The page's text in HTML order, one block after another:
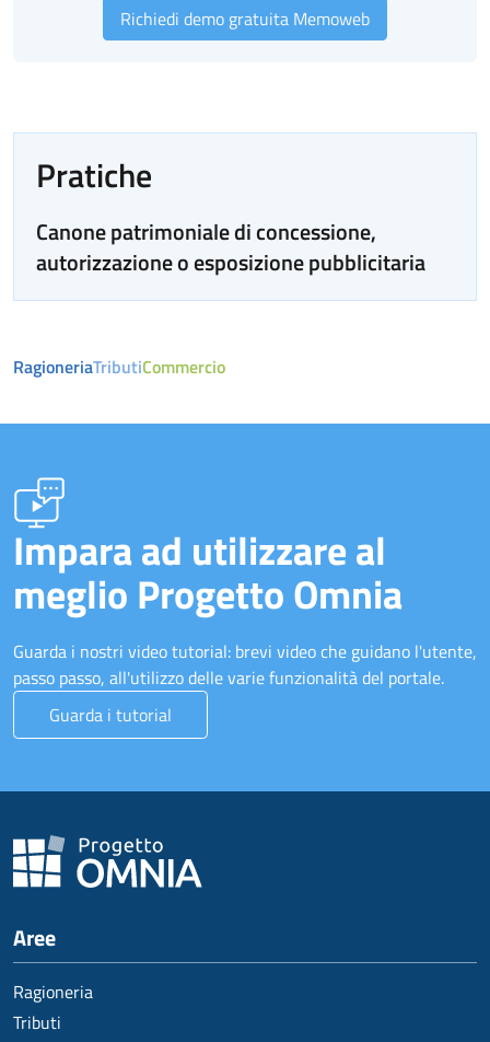
Richiedi demo gratuita Memoweb
Pratiche
Canone patrimoniale di concessione,
autorizzazione o esposizione pubblicitaria
RagioneriaTributiCommercio
Impara ad utilizzare al
meglio Progetto Omnia
Guarda i nostri video tutorial: brevi video che guidano l'utente,
passo passo, all'utilizzo delle varie funzionalità del portale.
Guarda i tutorial
Aree
Ragioneria
Tributi